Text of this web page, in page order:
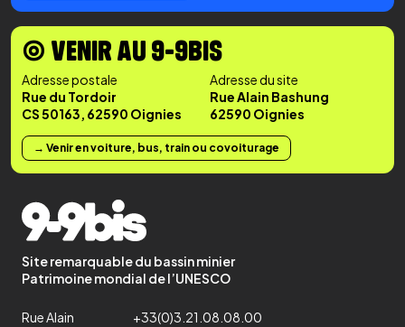
◉ VENIR AU 9-9BIS
Adresse postale
Rue du Tordoir
CS 50163, 62590 Oignies
Adresse du site
Rue Alain Bashung
62590 Oignies
→ Venir en voiture, bus, train ou covoiturage
Site remarquable du bassin minier
Patrimoine mondial de l’UNESCO
Rue Alain
+33(0)3.21.08.08.00